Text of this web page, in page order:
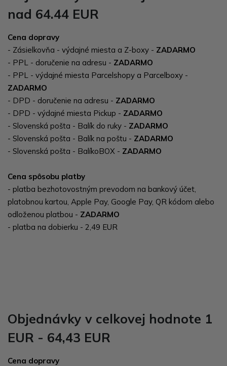
nad 64.44 EUR
Cena dopravy
- Zásielkovňa - výdajné miesta a Z-boxy - ZADARMO
- PPL - doručenie na adresu - ZADARMO
- PPL - výdajné miesta Parcelshopy a Parcelboxy -
ZADARMO
- DPD - doručenie na adresu - ZADARMO
- DPD - výdajné miesta Pickup - ZADARMO
- Slovenská pošta - Balík do ruky - ZADARMO
- Slovenská pošta - Balík na poštu - ZADARMO
- Slovenská pošta - BalíkoBOX - ZADARMO
Cena spôsobu platby
- platba bezhotovostným prevodom na bankový účet,
platobnou kartou, Apple Pay, Google Pay, QR kódom alebo
odloženou platbou - ZADARMO
- platba na dobierku - 2,49 EUR
Objednávky v celkovej hodnote 1
EUR - 64,43 EUR
Cena dopravy